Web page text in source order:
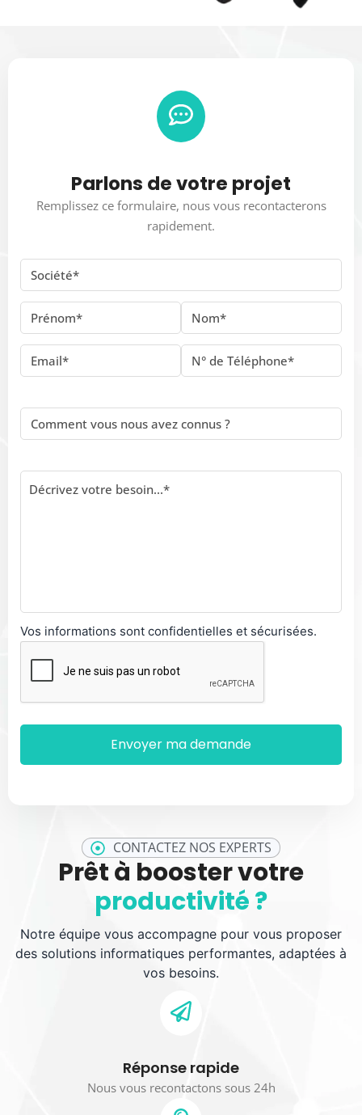
CONTACTEZ NOS EXPERTS
Prêt à booster votre
productivité ?
Notre équipe vous accompagne pour vous proposer
des solutions informatiques performantes, adaptées à
vos besoins.
Réponse rapide
Nous vous recontactons sous 24h
Parlons de votre projet
Remplissez ce formulaire, nous vous recontacterons
rapidement.
Vos informations sont confidentielles et sécurisées.